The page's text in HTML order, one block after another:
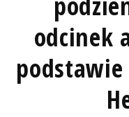
odcinek
podstawie